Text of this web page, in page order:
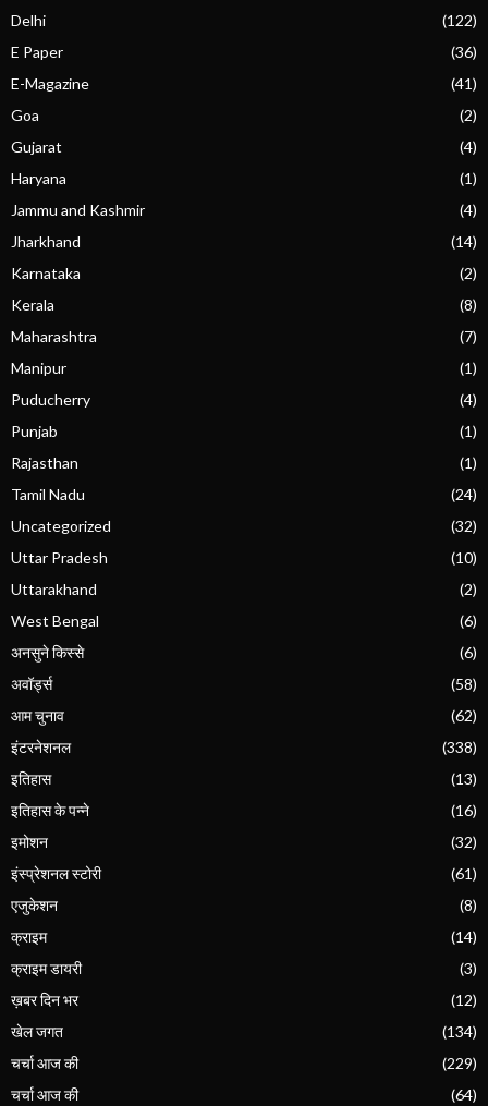
Delhi
(122)
E Paper
(36)
E-Magazine
(41)
Goa
(2)
Gujarat
(4)
Haryana
(1)
Jammu and Kashmir
(4)
Jharkhand
(14)
Karnataka
(2)
Kerala
(8)
Maharashtra
(7)
Manipur
(1)
Puducherry
(4)
Punjab
(1)
Rajasthan
(1)
Tamil Nadu
(24)
Uncategorized
(32)
Uttar Pradesh
(10)
Uttarakhand
(2)
West Bengal
(6)
अनसुने किस्से
(6)
अवॉर्ड्स
(58)
आम चुनाव
(62)
इंटरनेशनल
(338)
इतिहास
(13)
इतिहास के पन्ने
(16)
इमोशन
(32)
इंस्प्रेशनल स्टोरी
(61)
एजुकेशन
(8)
क्राइम
(14)
क्राइम डायरी
(3)
ख़बर दिन भर
(12)
खेल जगत
(134)
चर्चा आज की
(229)
चर्चा आज की
(64)